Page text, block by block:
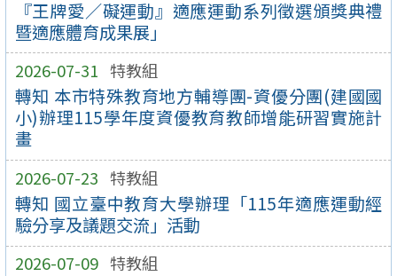
『王牌愛／礙運動』適應運動系列徵選頒獎典禮
暨適應體育成果展」
2026-07-31 特教組
轉知 本市特殊教育地方輔導團-資優分團(建國國
小)辦理115學年度資優教育教師增能研習實施計
畫
2026-07-23 特教組
轉知 國立臺中教育大學辦理「115年適應運動經
驗分享及議題交流」活動
2026-07-09 特教組